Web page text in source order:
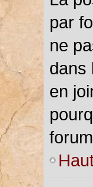
par
ne
dans
en